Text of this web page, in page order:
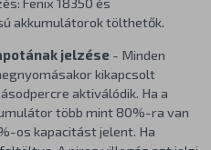
akkumulátorok tölthetők.
jelzése - Minden
kikapcsolt
aktiválódik. Ha a
több mint 80%-ra van
os kapacitást jelent. Ha